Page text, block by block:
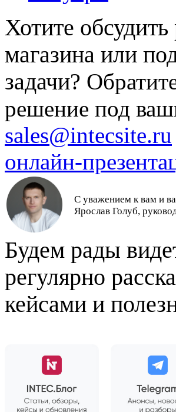
Хотите обсудить
магазина или
задачи?
решение под
sales@intecsite.ru
онлайн-
С уважением к вам и
Ярослав Голуб,
Будем рады
регулярно
кейсами и